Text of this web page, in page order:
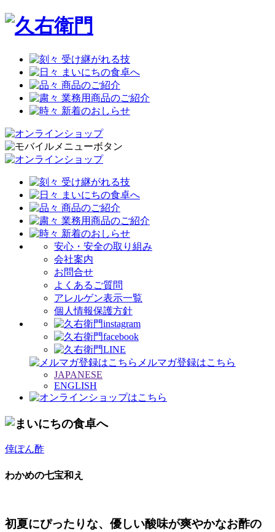
安心・安全の取り組み
会社案内
お問合せ
よくあるご質問
アレルゲン表示一覧
個人情報保護方針
メルマガ登録はこちら
JAPANESE
ENGLISH
倖ぽん酢
わかめの七宝和え
初夏にぴったりな、優しい酸味が爽やかなお酢の